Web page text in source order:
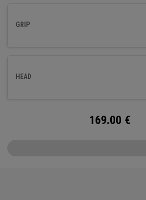
GRIP
HEAD
169.00 €